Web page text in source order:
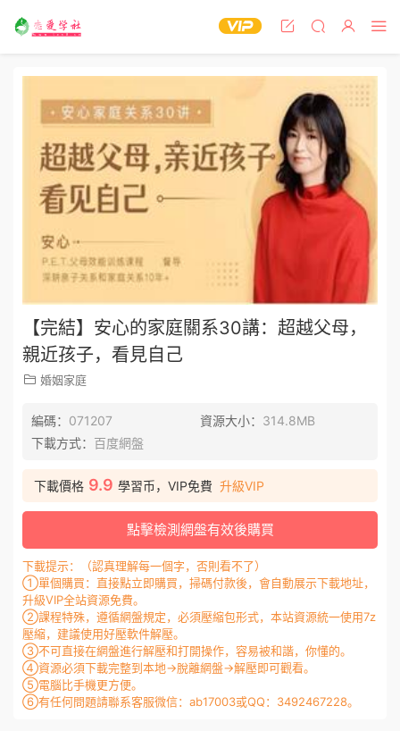
【完結】安心的家庭關系30講：超越父母，
親近孩子，看見自己
婚姻家庭
編碼： 071207 資源大小： 314.8MB
下載方式： 百度網盤
下載價格 9.9 學習币，VIP免費 升級VIP
點擊檢測網盤有效後購買
下載提示：（認真理解每一個字，否則看不了）
①單個購買：直接點立即購買，掃碼付款後，會自動展示下載地址，
升級VIP全站資源免費。
②課程特殊，遵循網盤規定，必須壓縮包形式，本站資源統一使用7z
壓縮，建議使用好壓軟件解壓。
③不可直接在網盤進行解壓和打開操作，容易被和諧，你懂的。
④資源必須下載完整到本地→脫離網盤→解壓即可觀看。
⑤電腦比手機更方便。
⑥有任何問題請聯系客服微信：ab17003或QQ：3492467228。